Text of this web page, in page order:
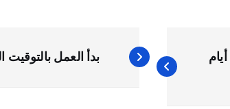
بدأ العمل